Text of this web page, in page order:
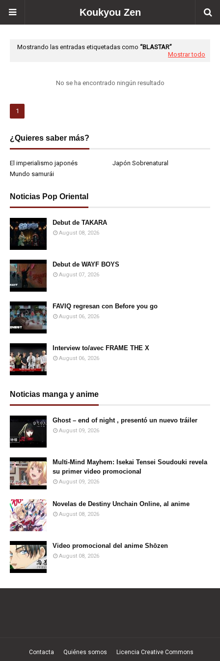
Koukyou Zen
Mostrando las entradas etiquetadas como
BLASTAR
Mostrar todo
No se ha encontrado ningún resultado
1
¿Quieres saber más?
El imperialismo japonés
Japón Sobrenatural
Mundo samurái
Noticias Pop Oriental
Debut de TAKARA
August 08, 2026
Debut de WAYF BOYS
August 07, 2026
FAVIQ regresan con Before you go
August 06, 2026
Interview to/avec FRAME THE X
August 06, 2026
Noticias manga y anime
Ghost – end of night , presentó un nuevo tráiler
August 09, 2026
Multi-Mind Mayhem: Isekai Tensei Soudouki revela
su primer video promocional
August 09, 2026
Novelas de Destiny Unchain Online, al anime
August 08, 2026
Video promocional del anime Shōzen
August 08, 2026
Contacta Quiénes somos Licencia Creative Commons